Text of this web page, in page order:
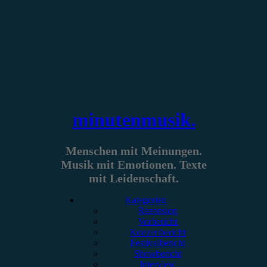
minutenmusik.
Menschen mit Meinungen.
Musik mit Emotionen. Texte
mit Leidenschaft.
Kategorien
Rezension
Vorbericht
Konzertbericht
Festivalbericht
Showbericht
Interview